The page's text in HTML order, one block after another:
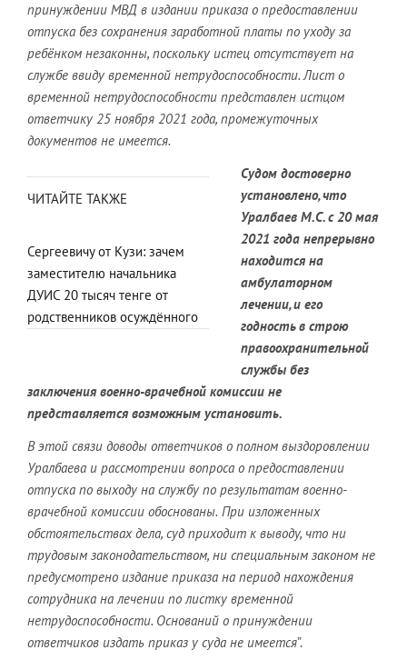
принуждении МВД в издании приказа о предоставлении
отпуска без сохранения заработной платы по уходу за
ребёнком незаконны, поскольку истец отсутствует на
службе ввиду временной нетрудоспособности. Лист о
временной нетрудоспособности представлен истцом
ответчику 25 ноября 2021 года, промежуточных
документов не имеется.
ЧИТАЙТЕ ТАКЖЕ
Сергеевичу от Кузи: зачем
заместителю начальника
ДУИС 20 тысяч тенге от
родственников осуждённого
Судом достоверно
установлено, что
Уралбаев М.С. с 20 мая
2021 года непрерывно
находится на
амбулаторном
лечении, и его
годность в строю
правоохранительной
службы без
заключения военно-врачебной комиссии не
представляется возможным установить.
В этой связи доводы ответчиков о полном выздоровлении
Уралбаева и рассмотрении вопроса о предоставлении
отпуска по выходу на службу по результатам военно-
врачебной комиссии обоснованы. При изложенных
обстоятельствах дела, суд приходит к выводу, что ни
трудовым законодательством, ни специальным законом не
предусмотрено издание приказа на период нахождения
сотрудника на лечении по листку временной
нетрудоспособности. Оснований о принуждении
ответчиков издать приказ у суда не имеется”.